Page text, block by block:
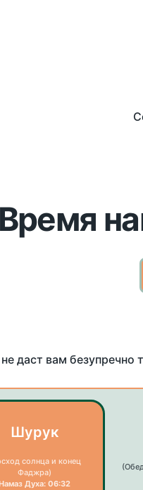
Время
даст вам безупречно
Шурук
солнца и конец
Фаджра)
Духа: 06:32